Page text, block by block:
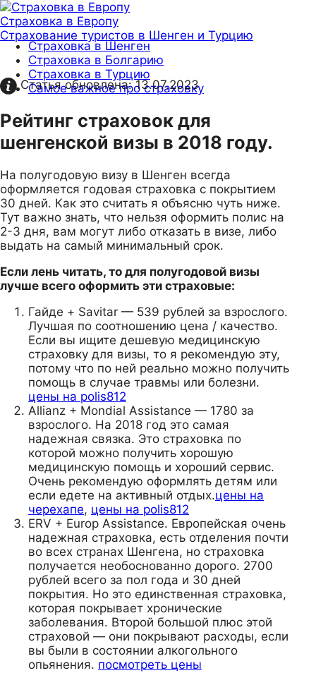
Страховка в Европу
Страхование туристов в Шенген и Турцию
Страховка в Шенген
Страховка в Болгарию
Страховка в Турцию
Самое важное про страховку
Статья обновлена:13.07.2023
Рейтинг страховок для
шенгенской визы в 2018 году.
На полугодовую визу в Шенген всегда
оформляется годовая страховка с покрытием
30 дней. Как это считать я объясню чуть ниже.
Тут важно знать, что нельзя оформить полис на
2-3 дня, вам могут либо отказать в визе, либо
выдать на самый минимальный срок.
Если лень читать, то для полугодовой визы
лучше всего оформить эти страховые:
Гайде + Savitar — 539 рублей за взрослого.
Лучшая по соотношению цена / качество.
Если вы ищите дешевую медицинскую
страховку для визы, то я рекомендую эту,
потому что по ней реально можно получить
помощь в случае травмы или болезни.
цены на polis812
Allianz + Mondial Assistance — 1780 за
взрослого. На 2018 год это самая
надежная связка. Это страховка по
которой можно получить хорошую
медицинскую помощь и хороший сервис.
Очень рекомендую оформлять детям или
если едете на активный отдых.цены на
черехапе, цены на polis812
ERV + Europ Assistance. Европейская очень
надежная страховка, есть отделения почти
во всех странах Шенгена, но страховка
получается необоснованно дорого. 2700
рублей всего за пол года и 30 дней
покрытия. Но это единственная страховка,
которая покрывает хронические
заболевания. Второй большой плюс этой
страховой — они покрывают расходы, если
вы были в состоянии алкогольного
опьянения. посмотреть цены